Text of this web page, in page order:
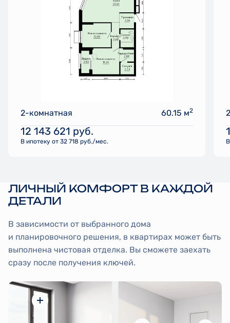
2-комнатная 60.15 м2
12 143 621 руб.
В ипотеку от 32 718 руб./мес.
ЛИЧНЫЙ КОМФОРТ В КАЖДОЙ
ДЕТАЛИ
В зависимости от выбранного дома
и планировочного решения, в квартирах может быть
выполнена чистовая отделка. Вы сможете заехать
сразу после получения ключей.